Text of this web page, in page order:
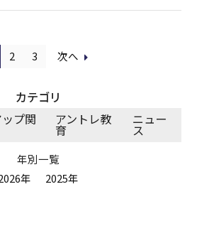
カテゴリ
プ関 アントレ教
育
ニュー
ス
年別一覧
年
2025年
2 3 次へ